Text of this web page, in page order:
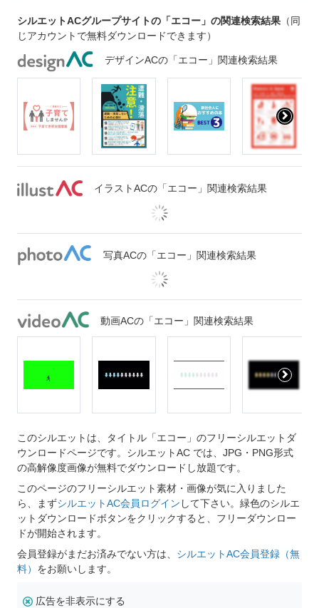
シルエットACグループサイトの「エコー」の関連検索結果 （同
じアカウントで無料ダウンロードできます）
デザインACの「エコー」関連検索結果
イラストACの「エコー」関連検索結果
写真ACの「エコー」関連検索結果
動画ACの「エコー」関連検索結果
このシルエットは、タイトル「エコー」のフリーシルエットダ
ウンロードページです。シルエットAC では、JPG・PNG形式
の高解像度画像が無料でダウンロードし放題です。
このページのフリーシルエット素材・画像が気に入りました
ら、まずシルエットAC会員ログイン して下さい。緑色のシルエ
ットダウンロードボタンをクリックすると、フリーダウンロー
ドが開始されます。
会員登録がまだお済みでない方は、 シルエットAC会員登録（無
料） をお願いします。
広告を非表示にする